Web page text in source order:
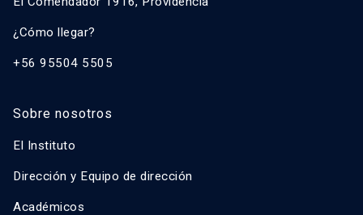
¿Cómo llegar?
+56 95504 5505
Sobre nosotros
El Instituto
Dirección y Equipo de dirección
Académicos